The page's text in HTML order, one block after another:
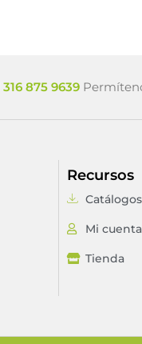
316 875 9639
Recursos
Mi cuenta
Tienda